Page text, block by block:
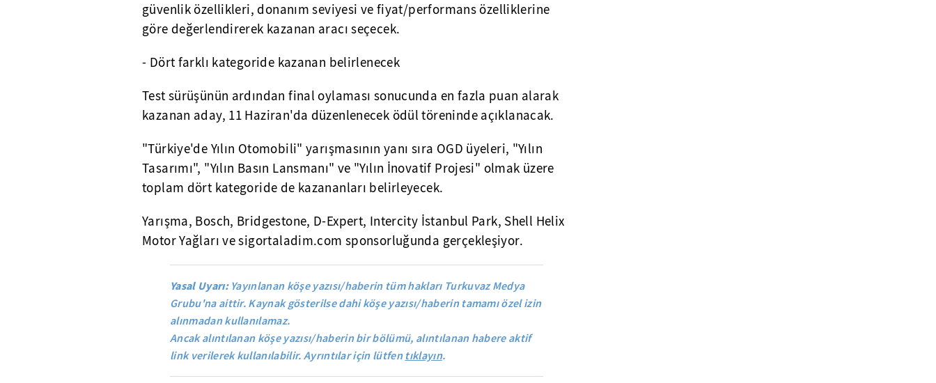
güvenlik özellikleri, donanım seviyesi ve fiyat/performans özelliklerine
göre değerlendirerek kazanan aracı seçecek.
- Dört farklı kategoride kazanan belirlenecek
Test sürüşünün ardından final oylaması sonucunda en fazla puan alarak
kazanan aday, 11 Haziran'da düzenlenecek ödül töreninde açıklanacak.
"Türkiye'de Yılın Otomobili" yarışmasının yanı sıra OGD üyeleri, "Yılın
Tasarımı", "Yılın Basın Lansmanı" ve "Yılın İnovatif Projesi" olmak üzere
toplam dört kategoride de kazananları belirleyecek.
Yarışma, Bosch, Bridgestone, D-Expert, Intercity İstanbul Park, Shell Helix
Motor Yağları ve sigortaladim.com sponsorluğunda gerçekleşiyor.
Yasal Uyarı:Yayınlanan köşe yazısı/haberin tüm hakları Turkuvaz Medya
Grubu'na aittir. Kaynak gösterilse dahi köşe yazısı/haberin tamamı özel izin
alınmadan kullanılamaz.
Ancak alıntılanan köşe yazısı/haberin bir bölümü, alıntılanan habere aktif
link verilerek kullanılabilir. Ayrıntılar için lütfentıklayın.